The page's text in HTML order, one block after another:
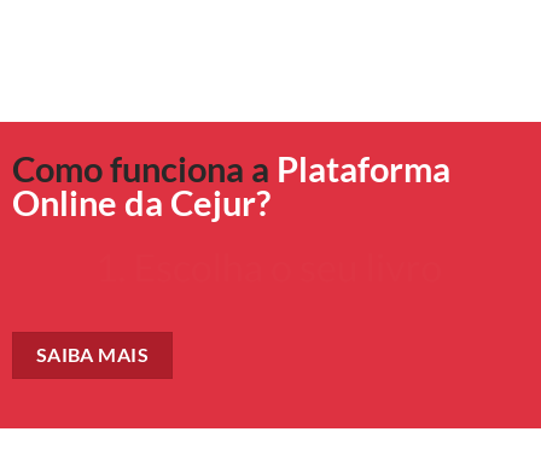
Como funciona a Plataforma
Online da Cejur?
SAIBA MAIS